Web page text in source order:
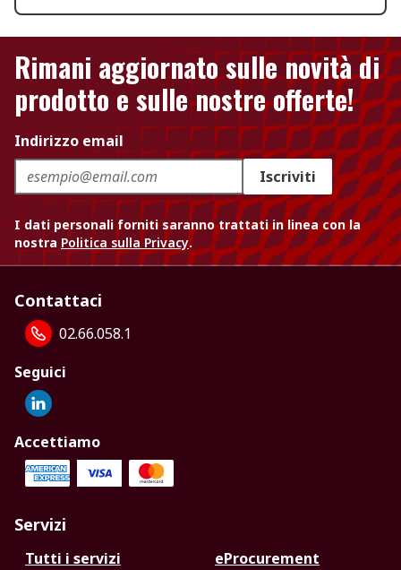
Rimani aggiornato sulle novità di
prodotto e sulle nostre offerte!
Indirizzo email
Iscriviti
I dati personali forniti saranno trattati in linea con la
nostra Politica sulla Privacy.
Contattaci
02.66.058.1
Seguici
Accettiamo
Servizi
Tutti i servizi
eProcurement